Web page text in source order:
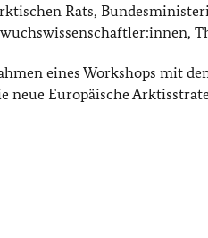
Rats,
eines Workshops mit
neue Europäische